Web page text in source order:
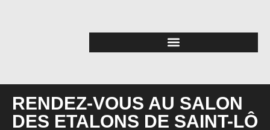
RENDEZ-VOUS AU SALON
DES ETALONS DE SAINT-LÔ